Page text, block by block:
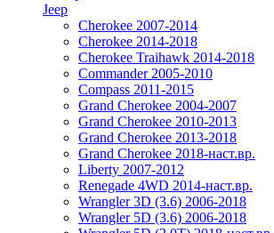
Jeep
Cherokee 2007-2014
Cherokee 2014-2018
Cherokee Traihawk 2014-2018
Commander 2005-2010
Compass 2011-2015
Grand Cherokee 2004-2007
Grand Cherokee 2010-2013
Grand Cherokee 2013-2018
Grand Cherokee 2018-наст.вр.
Liberty 2007-2012
Renegade 4WD 2014-наст.вр.
Wrangler 3D (3.6) 2006-2018
Wrangler 5D (3.6) 2006-2018